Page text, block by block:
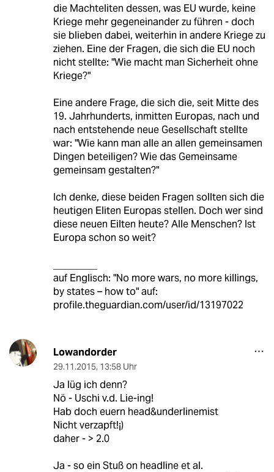
die Machteliten dessen, was EU wurde, keine
Kriege mehr gegeneinander zu führen - doch
sie blieben dabei, weiterhin in andere Kriege zu
ziehen. Eine der Fragen, die sich die EU noch
nicht stellte: "Wie macht man Sicherheit ohne
Kriege?"
Eine andere Frage, die sich die, seit Mitte des
19. Jahrhunderts, inmitten Europas, nach und
nach entstehende neue Gesellschaft stellte
war: "Wie kann man alle an allen gemeinsamen
Dingen beteiligen? Wie das Gemeinsame
gemeinsam gestalten?"
Ich denke, diese beiden Fragen sollten sich die
heutigen Eliten Europas stellen. Doch wer sind
diese neuen Eilten heute? Alle Menschen? Ist
Europa schon so weit?
auf Englisch: "No more wars, no more killings,
by states – how to" auf:
profile.theguardian.com/user/id/13197022
Lowandorder
29.11.2015, 13:58 Uhr
Ja lüg ich denn?
Nö - Uschi v.d. Lie-ing!
Hab doch euern head&underlinemist
Nicht verzapft!¡)
daher - > 2.0
Ja - so ein Stuß on headline et al.